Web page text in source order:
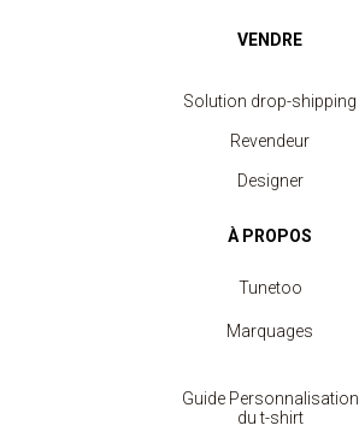
VENDRE
Solution drop-shipping
Revendeur
Designer
À PROPOS
Tunetoo
Marquages
Guide Personnalisation
du t-shirt